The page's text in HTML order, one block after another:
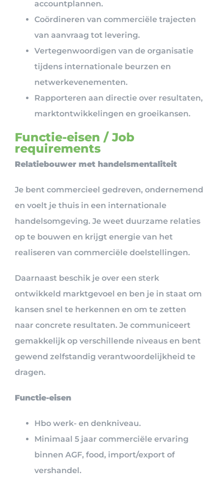
accountplannen.
Coördineren van commerciële trajecten
van aanvraag tot levering.
Vertegenwoordigen van de organisatie
tijdens internationale beurzen en
netwerkevenementen.
Rapporteren aan directie over resultaten,
marktontwikkelingen en groeikansen.
Functie-eisen / Job
requirements
Relatiebouwer met handelsmentaliteit
Je bent commercieel gedreven, ondernemend
en voelt je thuis in een internationale
handelsomgeving. Je weet duurzame relaties
op te bouwen en krijgt energie van het
realiseren van commerciële doelstellingen.
Daarnaast beschik je over een sterk
ontwikkeld marktgevoel en ben je in staat om
kansen snel te herkennen en om te zetten
naar concrete resultaten. Je communiceert
gemakkelijk op verschillende niveaus en bent
gewend zelfstandig verantwoordelijkheid te
dragen.
Functie-eisen
Hbo werk- en denkniveau.
Minimaal 5 jaar commerciële ervaring
binnen AGF, food, import/export of
vershandel.